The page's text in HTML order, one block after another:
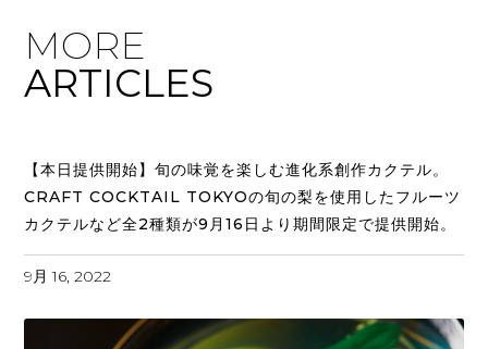
MORE
ARTICLES
【本日提供開始】旬の味覚を楽しむ進化系創作カクテル。
CRAFT COCKTAIL TOKYOの旬の梨を使用したフルーツ
カクテルなど全2種類が9月16日より期間限定で提供開始。
9月 16, 2022